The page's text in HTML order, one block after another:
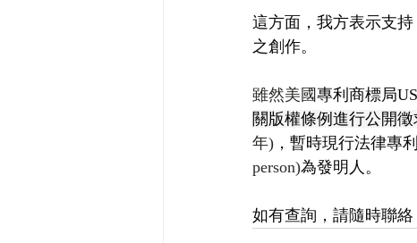
這方面，我方表示支
之創作。
雖然美國專利商標局
關版權條例進行公開
年) ，暫時現行法律專
person)為發明人。
如有查詢，請隨時聯絡